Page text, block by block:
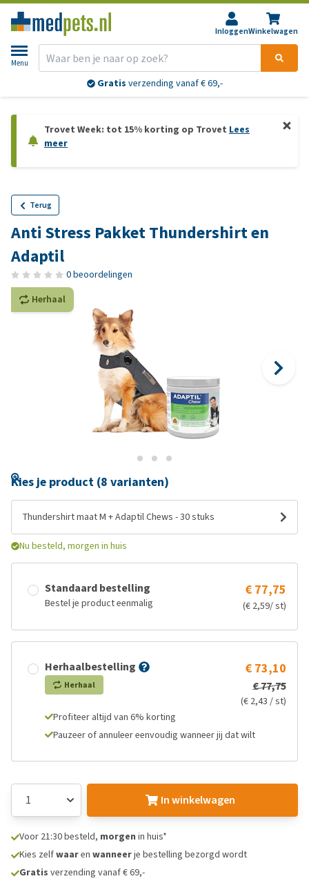
InloggenWinkelwagen
Menu
Gratis verzending vanaf € 69,-
Trovet Week: tot 15% korting op Trovet Lees
meer
Terug
Anti Stress Pakket Thundershirt en
Adaptil
0 beoordelingen
Herhaal
Kies je product (8 varianten)
Thundershirt maat M + Adaptil Chews - 30 stuks
Nu besteld, morgen in huis
Standaard bestelling
Bestel je product eenmalig
€ 77,75
(€ 2,59/ st)
Herhaalbestelling
Herhaal
€ 73,10
€ 77,75
(€ 2,43 / st)
Profiteer altijd van 6% korting
Pauzeer of annuleer eenvoudig wanneer jij dat wilt
In winkelwagen
Voor 21:30 besteld, morgen in huis*
Kies zelfwaaren wanneerje bestelling bezorgd wordt
Gratis verzending vanaf € 69,-